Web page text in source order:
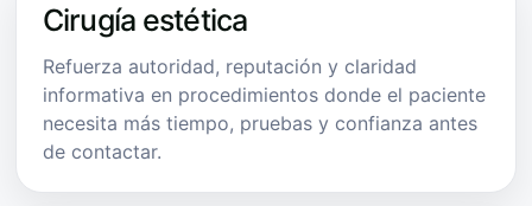
Cirugía estética
Refuerza autoridad, reputación y claridad
informativa en procedimientos donde el paciente
necesita más tiempo, pruebas y confianza antes
de contactar.